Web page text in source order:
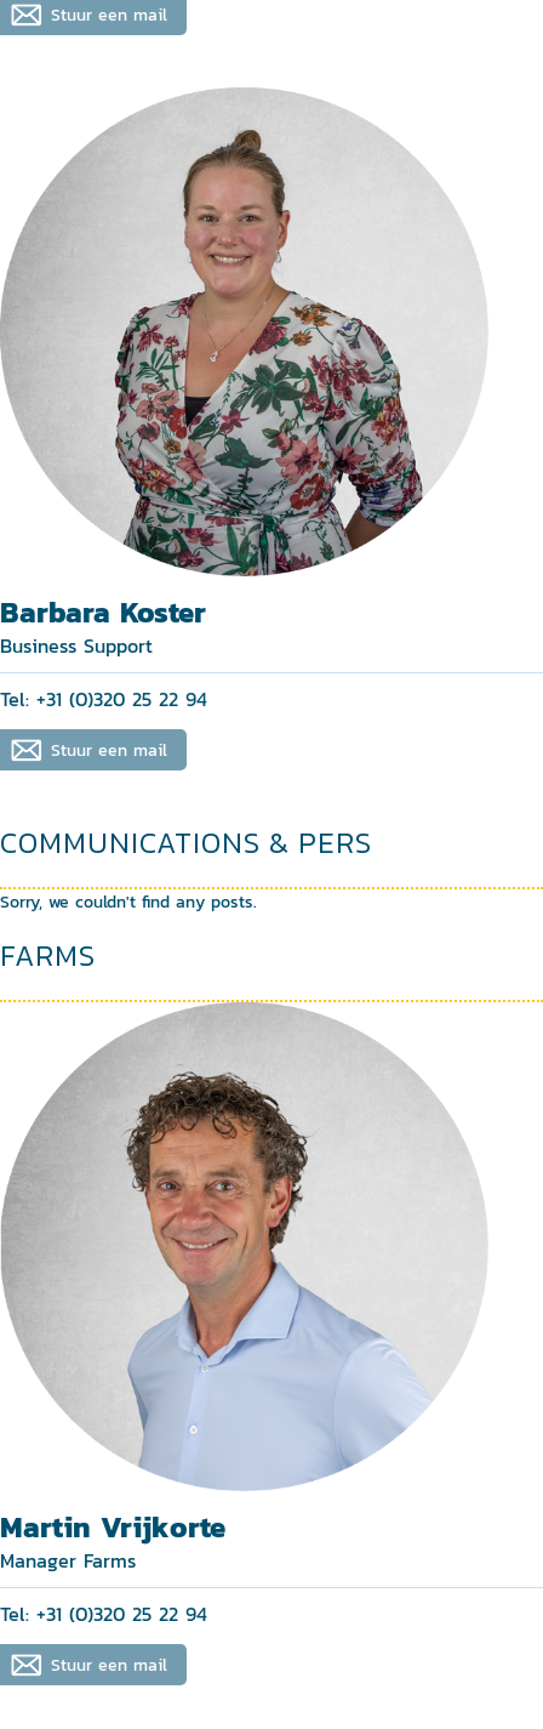
Stuur een mail
Barbara Koster
Business Support
Tel: +31 (0)320 25 22 94
Stuur een mail
COMMUNICATIONS & PERS
Sorry, we couldn't find any posts.
FARMS
Martin Vrijkorte
Manager Farms
Tel: +31 (0)320 25 22 94
Stuur een mail